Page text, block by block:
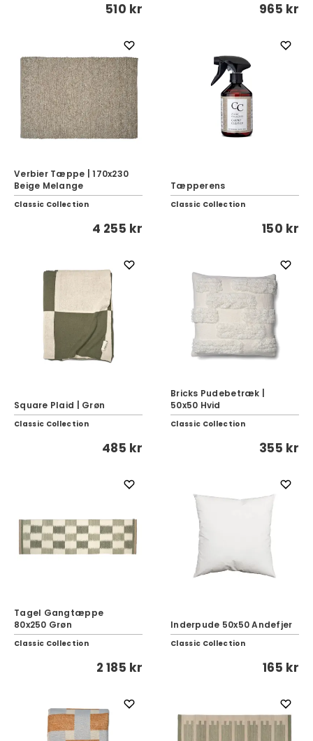
510 kr 965 kr
Verbier Tæppe | 170x230
Beige Melange
Classic Collection
4 255 kr
Tæpperens
Classic Collection
150 kr
Square Plaid | Grøn
Classic Collection
485 kr
Bricks Pudebetræk |
50x50 Hvid
Classic Collection
355 kr
Tagel Gangtæppe
80x250 Grøn
Classic Collection
2 185 kr
Inderpude 50x50 Andefjer
Classic Collection
165 kr